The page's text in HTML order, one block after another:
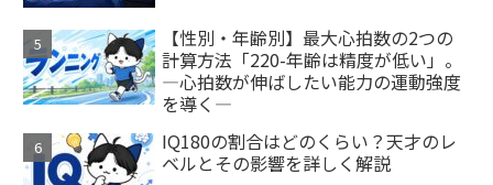
【性別・年齢別】最大心拍数の2つの
計算方法「220-年齢は精度が低い」。
―心拍数が伸ばしたい能力の運動強度
を導く―
IQ180の割合はどのくらい？天才のレ
ベルとその影響を詳しく解説